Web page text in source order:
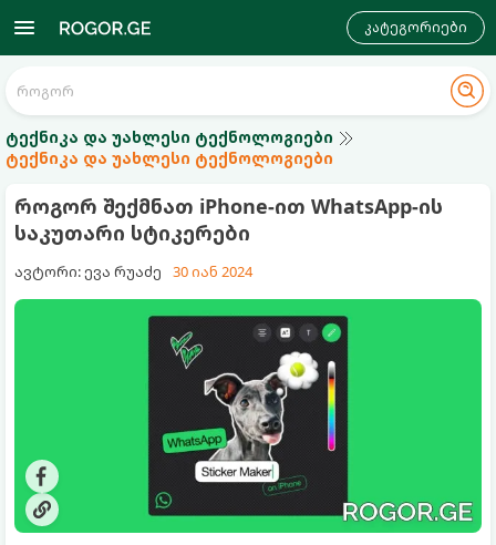
კატეგორიები
ტექნიკა და უახლესი ტექნოლოგიები
ტექნიკა და უახლესი ტექნოლოგიები
როგორ შექმნათ iPhone-ით WhatsApp-ის
საკუთარი სტიკერები
ავტორი: ევა რუაძე 30 იან 2024